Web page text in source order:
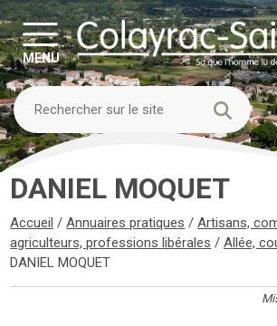
MENU
DANIEL MOQUET
Accueil /Annuaires pratiques /Artisans,
agriculteurs, professions libérales /Allée,
DANIEL MOQUET